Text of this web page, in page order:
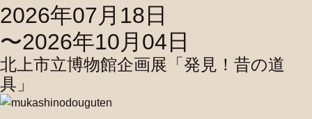
2026年07月18日
〜2026年10月04日
北上市立博物館企画展「発見！昔の道
具」